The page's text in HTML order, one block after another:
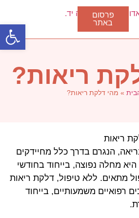
פתח
פרסום
באתר
ריאות?
» מהי דלקת ריאות?
הנגרם בדרך כלל מחיידקים
מחלה נפוצה, בייחוד בחודשי
מתאים. ללא טיפול, דלקת ריאות
רפואיים משמעותיים, בייחוד